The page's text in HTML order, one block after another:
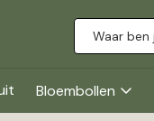
Bloembollen